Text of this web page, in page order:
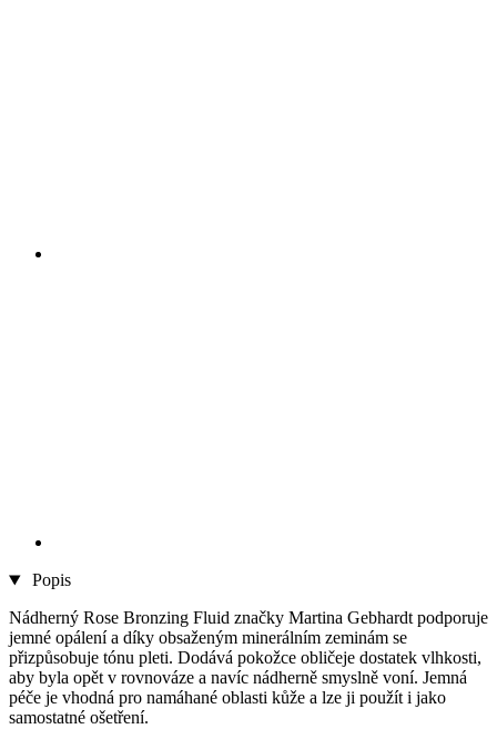
Popis
Nádherný Rose Bronzing Fluid značky Martina Gebhardt podporuje
jemné opálení a díky obsaženým minerálním zeminám se
přizpůsobuje tónu pleti. Dodává pokožce obličeje dostatek vlhkosti,
aby byla opět v rovnováze a navíc nádherně smyslně voní. Jemná
péče je vhodná pro namáhané oblasti kůže a lze ji použít i jako
samostatné ošetření.